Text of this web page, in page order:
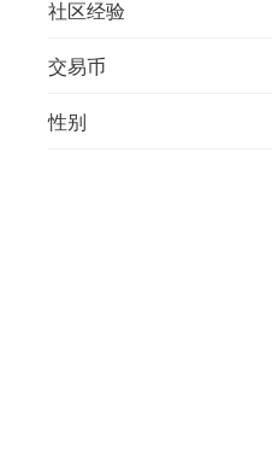
社区经验
交易币
性别